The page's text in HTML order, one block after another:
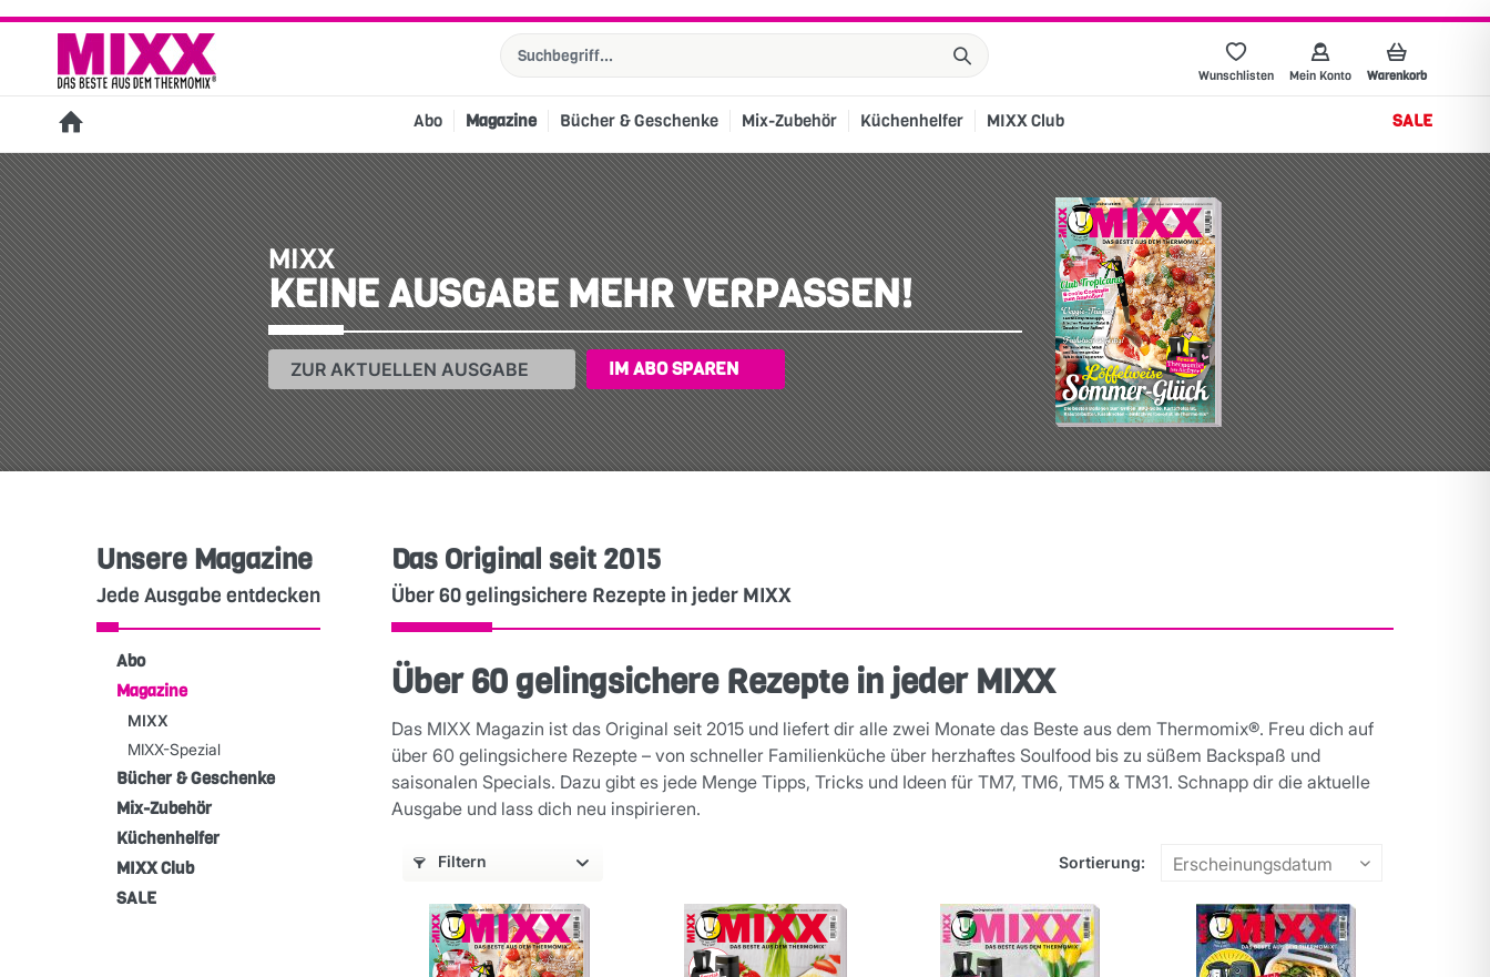
Wunschlisten Mein Konto Warenkorb
Abo Magazine Bücher & Geschenke Mix-Zubehör Küchenhelfer MIXX Club SALE
MIXX
KEINE AUSGABE MEHR VERPASSEN!
ZUR AKTUELLEN AUSGABE IM ABO SPAREN
Unsere Magazine
Jede Ausgabe entdecken
Abo
Magazine
MIXX
MIXX-Spezial
Bücher & Geschenke
Mix-Zubehör
Küchenhelfer
MIXX Club
SALE
Das Original seit 2015
Über 60 gelingsichere Rezepte in jeder MIXX
Über 60 gelingsichere Rezepte in jeder MIXX
Das MIXX Magazin ist das Original seit 2015 und liefert dir alle zwei Monate das Beste aus dem Thermomix®. Freu dich auf
über 60 gelingsichere Rezepte – von schneller Familienküche über herzhaftes Soulfood bis zu süßem Backspaß und
saisonalen Specials. Dazu gibt es jede Menge Tipps, Tricks und Ideen für TM7, TM6, TM5 & TM31. Schnapp dir die aktuelle
Ausgabe und lass dich neu inspirieren.
Filtern Sortierung: